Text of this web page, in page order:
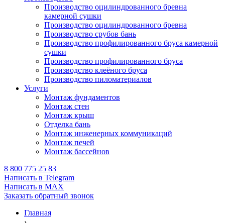
Производство оцилиндрованного бревна
камерной сушки
Производство оцилиндрованного бревна
Производство срубов бань
Производство профилированного бруса камерной
сушки
Производство профилированного бруса
Производство клеёного бруса
Производство пиломатериалов
Услуги
Монтаж фундаментов
Монтаж стен
Монтаж крыш
Отделка бань
Монтаж инженерных коммуникаций
Монтаж печей
Монтаж бассейнов
8 800 775 25 83
Написать в Telegram
Написать в MAX
Заказать обратный звонок
Главная